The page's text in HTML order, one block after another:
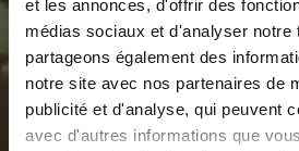
et les annonces, d'offrir des
médias sociaux et d'analyser notre
partageons également des
notre site avec nos partenaires de
publicité et d'analyse, qui peuvent
avec d'autres informations que